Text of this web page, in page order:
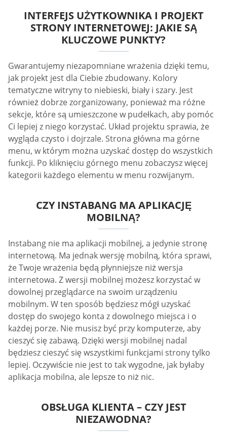
INTERFEJS UŻYTKOWNIKA I PROJEKT
STRONY INTERNETOWEJ: JAKIE SĄ
KLUCZOWE PUNKTY?
Gwarantujemy niezapomniane wrażenia dzięki temu,
jak projekt jest dla Ciebie zbudowany. Kolory
tematyczne witryny to niebieski, biały i szary. Jest
również dobrze zorganizowany, ponieważ ma różne
sekcje, które są umieszczone w pudełkach, aby pomóc
Ci lepiej z niego korzystać. Układ projektu sprawia, że
wygląda czysto i dojrzale. Strona główna ma górne
menu, w którym można uzyskać dostęp do wszystkich
funkcji. Po kliknięciu górnego menu zobaczysz więcej
kategorii każdego elementu w menu rozwijanym.
CZY INSTABANG MA APLIKACJĘ
MOBILNĄ?
Instabang nie ma aplikacji mobilnej, a jedynie stronę
internetową. Ma jednak wersję mobilną, która sprawi,
że Twoje wrażenia będą płynniejsze niż wersja
internetowa. Z wersji mobilnej możesz korzystać w
dowolnej przeglądarce na swoim urządzeniu
mobilnym. W ten sposób będziesz mógł uzyskać
dostęp do swojego konta z dowolnego miejsca i o
każdej porze. Nie musisz być przy komputerze, aby
cieszyć się zabawą. Dzięki wersji mobilnej nadal
będziesz cieszyć się wszystkimi funkcjami strony tylko
lepiej. Oczywiście nie jest to tak wygodne, jak byłaby
aplikacja mobilna, ale lepsze to niż nic.
OBSŁUGA KLIENTA – CZY JEST
NIEZAWODNA?